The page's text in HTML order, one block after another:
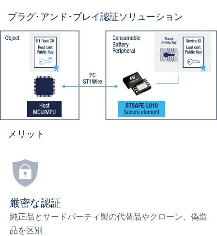
プラグ･アンド･プレイ認証ソリューション
メリット
厳密な認証
純正品とサードパーティ製の代替品やクローン、偽造
品を区別